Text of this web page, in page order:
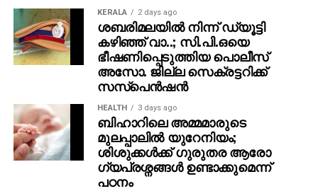
KERALA 2 days ago
ശബരിമലയില്‍ നിന്ന് ഡ്യൂട്ടി
കഴിഞ്ഞ് വാ..; സി.പി.ഒയെ
ഭീഷണിപ്പെടുത്തിയ പൊലീസ്
അസോ. ജില്ല സെക്രട്ടറിക്ക്
സസ്‌പെന്‍ഷന്‍
HEALTH 3 days ago
ബിഹാറിലെ അമ്മമാരുടെ
മുലപ്പാലിൽ യുറേനിയം;
ശിശുക്കൾക്ക് ​ഗുരുതര ആരോ​
ഗ്യപ്രശ്നങ്ങൾ ഉണ്ടാക്കുമെന്ന്
പഠനം